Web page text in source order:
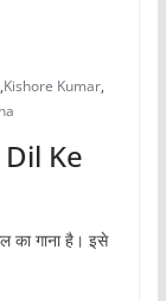
,Kishore Kumar,
Dil Ke
का गाना है। इसे